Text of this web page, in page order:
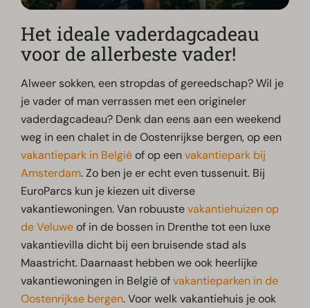
Het ideale vaderdagcadeau
voor de allerbeste vader!
Alweer sokken, een stropdas of gereedschap? Wil je
je vader of man verrassen met een origineler
vaderdagcadeau? Denk dan eens aan een weekend
weg in een chalet in de Oostenrijkse bergen, op een
vakantiepark in Belgiëof op eenvakantiepark bij
Amsterdam. Zo ben je er echt even tussenuit. Bij
EuroParcs kun je kiezen uit diverse
vakantiewoningen. Van robuustevakantiehuizen op
de Veluweof in de bossen in Drenthe tot een luxe
vakantievilla dicht bij een bruisende stad als
Maastricht. Daarnaast hebben we ook heerlijke
vakantiewoningen in België ofvakantieparken in de
Oostenrijkse bergen. Voor welk vakantiehuis je ook